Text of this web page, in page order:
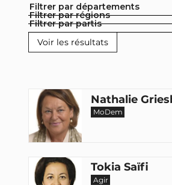
Filtrer par départements
Filtrer par régions
Filtrer par partis
Nathalie
MoDem
Tokia Saïfi
Agir